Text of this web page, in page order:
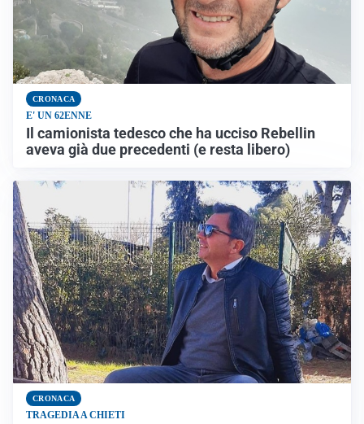
CRONACA
E' UN 62ENNE
Il camionista tedesco che ha ucciso Rebellin
aveva già due precedenti (e resta libero)
CRONACA
TRAGEDIA A CHIETI